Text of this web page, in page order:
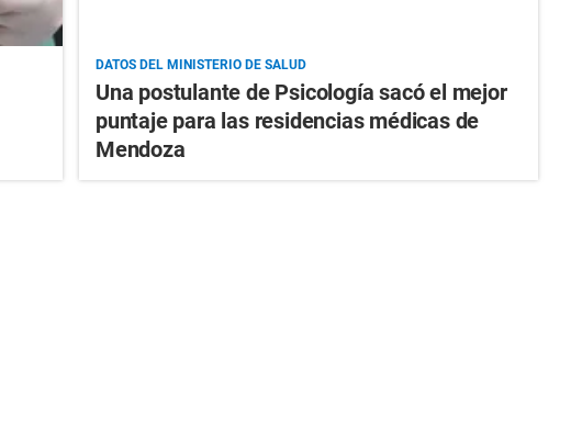
DATOS DEL MINISTERIO DE SALUD
Una postulante de Psicología sacó el mejor
puntaje para las residencias médicas de
Mendoza